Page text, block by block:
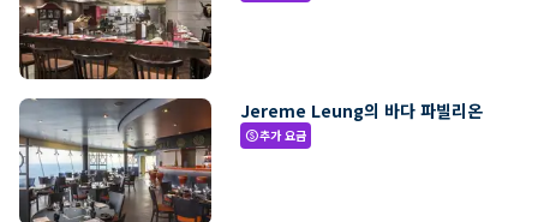
Jereme Leung의 바다 파빌리온
paid추가 요금